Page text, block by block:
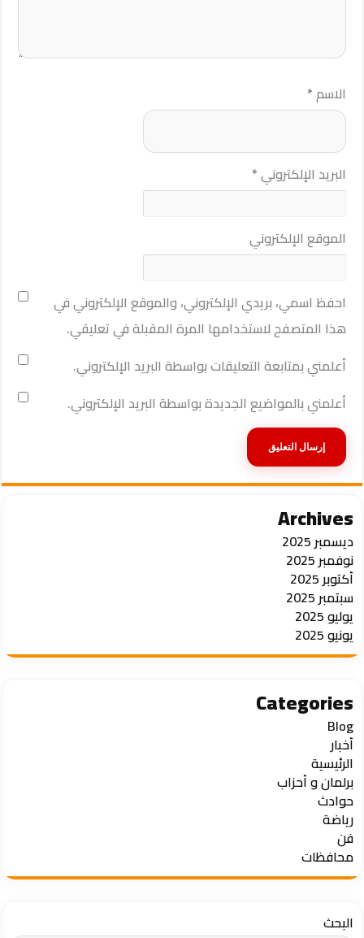
الاسم*
البريد الإلكتروني*
الموقع الإلكتروني
احفظ اسمي، بريدي الإلكتروني، والموقع الإلكتروني في
هذا المتصفح لاستخدامها المرة المقبلة في تعليقي.
أعلمني بمتابعة التعليقات بواسطة البريد الإلكتروني.
أعلمني بالمواضيع الجديدة بواسطة البريد الإلكتروني.
Archives
ديسمبر 2025
نوفمبر 2025
أكتوبر 2025
سبتمبر 2025
يوليو 2025
يونيو 2025
Categories
Blog
أخبار
الرئيسية
برلمان و أحزاب
حوادث
رياضة
فن
محافظات
البحث